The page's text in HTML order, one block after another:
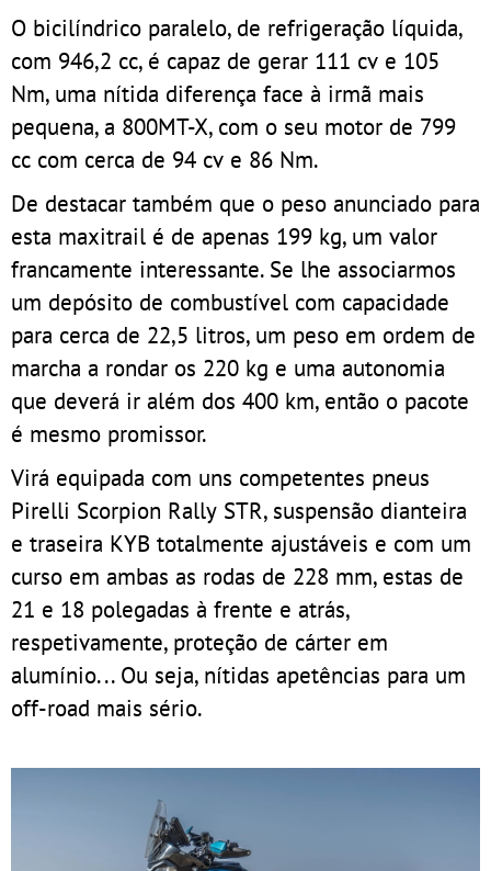
O bicilíndrico paralelo, de refrigeração líquida,
com 946,2 cc, é capaz de gerar 111 cv e 105
Nm, uma nítida diferença face à irmã mais
pequena, a 800MT-X, com o seu motor de 799
cc com cerca de 94 cv e 86 Nm.
De destacar também que o peso anunciado para
esta maxitrail é de apenas 199 kg, um valor
francamente interessante. Se lhe associarmos
um depósito de combustível com capacidade
para cerca de 22,5 litros, um peso em ordem de
marcha a rondar os 220 kg e uma autonomia
que deverá ir além dos 400 km, então o pacote
é mesmo promissor.
Virá equipada com uns competentes pneus
Pirelli Scorpion Rally STR, suspensão dianteira
e traseira KYB totalmente ajustáveis e com um
curso em ambas as rodas de 228 mm, estas de
21 e 18 polegadas à frente e atrás,
respetivamente, proteção de cárter em
alumínio... Ou seja, nítidas apetências para um
off-road mais sério.